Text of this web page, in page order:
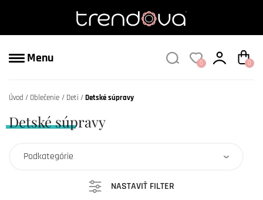
Menu 0 0
Úvod Oblečenie Deti Detské súpravy
Detské súpravy
Podkategórie
NASTAVIŤ FILTER